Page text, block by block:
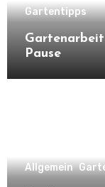
Gartentipps
Pause
Allgemein